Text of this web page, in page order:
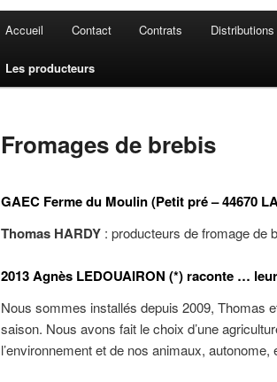
Accueil Contact Contrats
Les producteurs
Fromages de brebis
GAEC Ferme du Moulin (Petit pré – 44670
Thomas HARDY : producteurs de fromage de
2013 Agnès LEDOUAIRON (*) raconte …
Nous sommes installés depuis 2009, Thomas
saison. Nous avons fait le choix d’une
l’environnement et de nos animaux,